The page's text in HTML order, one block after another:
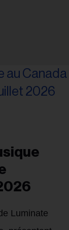
Luminate